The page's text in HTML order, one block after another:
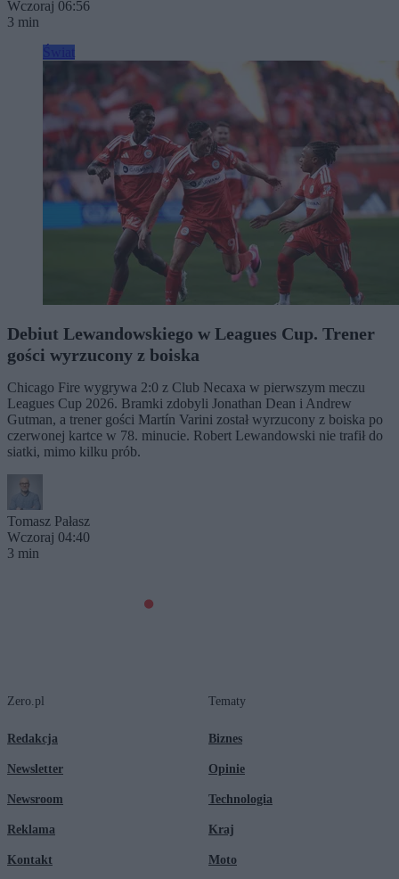
Wczoraj 06:56
3 min
Debiut Lewandowskiego w Leagues Cup. Trener
gości wyrzucony z boiska
Chicago Fire wygrywa 2:0 z Club Necaxa w pierwszym meczu
Leagues Cup 2026. Bramki zdobyli Jonathan Dean i Andrew
Gutman, a trener gości Martín Varini został wyrzucony z boiska po
czerwonej kartce w 78. minucie. Robert Lewandowski nie trafił do
siatki, mimo kilku prób.
Tomasz Pałasz
Wczoraj 04:40
3 min
Zero.pl
Redakcja
Newsletter
Newsroom
Reklama
Kontakt
Tematy
Biznes
Opinie
Technologia
Kraj
Moto